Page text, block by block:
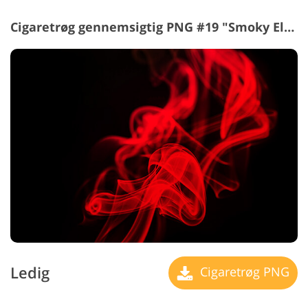
Cigaretrøg gennemsigtig PNG #19 "Smoky Elegance"
Ledig Cigaretrøg PNG